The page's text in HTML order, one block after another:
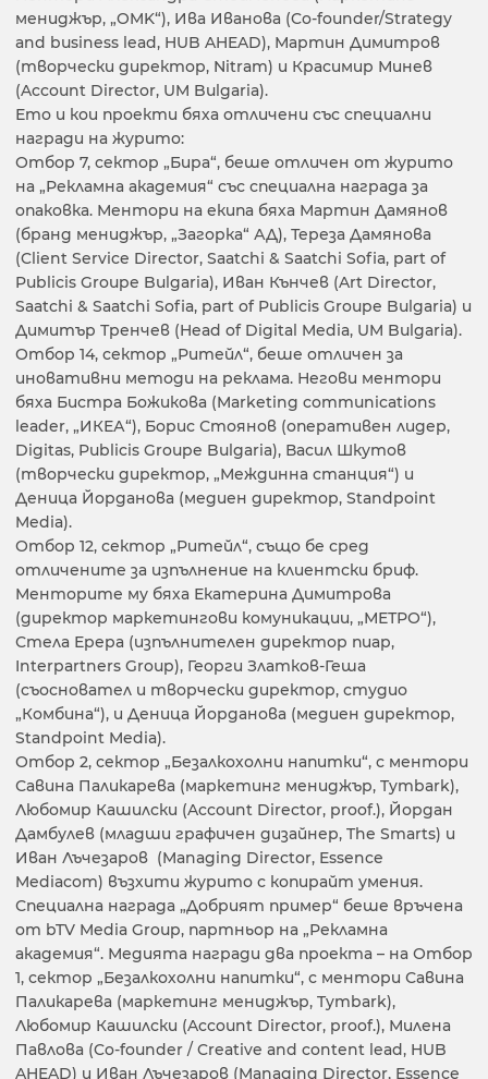
мениджър, „OMK“), Ива Иванова (Co-founder/Strategy
and business lead, HUB AHEAD), Мартин Димитров
(творчески директор, Nitram) и Красимир Минев
(Account Director, UM Bulgaria).
Ето и кои проекти бяха отличени със специални
награди на журито:
Отбор 7, сектор „Бира“, беше отличен от журито
на „Рекламна академия“ със специална награда за
опаковка. Ментори на екипа бяха Мартин Дамянов
(бранд мениджър, „Загорка“ АД), Тереза Дамянова
(Client Service Director, Saatchi & Saatchi Sofia, part of
Publicis Groupe Bulgaria), Иван Кънчев (Art Director,
Saatchi & Saatchi Sofia, part of Publicis Groupe Bulgaria) и
Димитър Тренчев (Head of Digital Media, UM Bulgaria).
Отбор 14, сектор „Ритейл“, беше отличен за
иновативни методи на реклама. Негови ментори
бяха Бистра Божикова (Marketing communications
leader, „ИКЕА“), Борис Стоянов (оперативен лидер,
Digitas, Publicis Groupe Bulgaria), Васил Шкутов
(творчески директор, „Междинна станция“) и
Деница Йорданова (медиен директор, Standpoint
Media).
Отбор 12, сектор „Ритейл“, също бе сред
отличените за изпълнение на клиентски бриф.
Менторите му бяха Екатерина Димитрова
(директор маркетингови комуникации, „МЕТРО“),
Стела Ерера (изпълнителен директор пиар,
Interpartners Group), Георги Златков-Геша
(съосновател и творчески директор, студио
„Комбина“), и Деница Йорданова (медиен директор,
Standpoint Media).
Отбор 2, сектор „Безалкохолни напитки“, с ментори
Савина Паликарева (маркетинг мениджър, Tymbark),
Любомир Кашилски (Account Director, proof.), Йордан
Дамбулев (младши графичен дизайнер, The Smarts) и
Иван Лъчезаров (Managing Director, Essence
Mediacom) възхити журито с копирайт умения.
Специална награда „Добрият пример“ беше връчена
от bTV Media Group, партньор на „Рекламна
академия“. Медията награди два проекта – на Отбор
1, сектор „Безалкохолни напитки“, с ментори Савина
Паликарева (маркетинг мениджър, Tymbark),
Любомир Кашилски (Account Director, proof.), Милена
Павлова (Co-founder / Creative and content lead, HUB
AHEAD) и Иван Лъчезаров (Managing Director, Essence